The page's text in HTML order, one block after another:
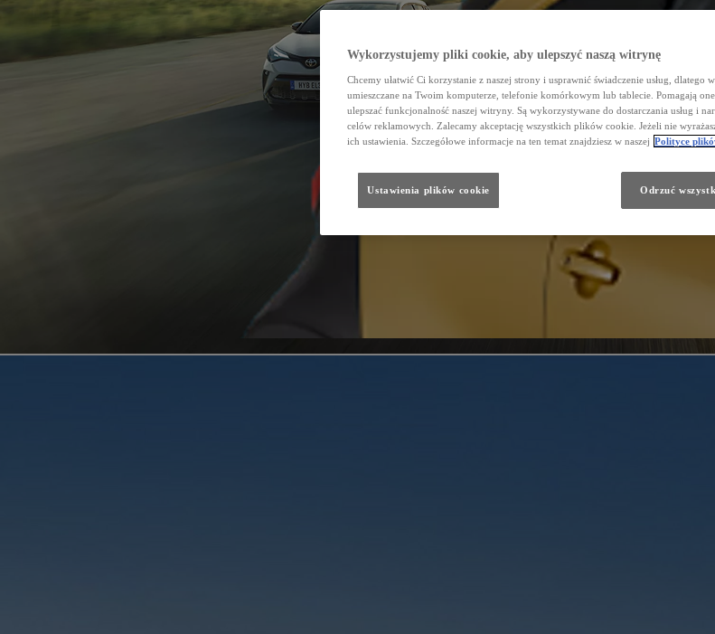
Wykorzystujemy pliki cookie, aby ulepszyć naszą witrynę
Chcemy ułatwić Ci korzystanie z naszej strony i usprawnić świadczenie usług,
umieszczane na Twoim komputerze, telefonie komórkowym lub tablecie. Pomagają
ulepszać funkcjonalność naszej witryny. Są wykorzystywane do dostarczania usług i
celów reklamowych. Zalecamy akceptację wszystkich plików cookie. Jeżeli nie
ich ustawienia. Szczegółowe informacje na ten temat znajdziesz w naszej Polityce
Ustawienia plików cookie Odrzuć